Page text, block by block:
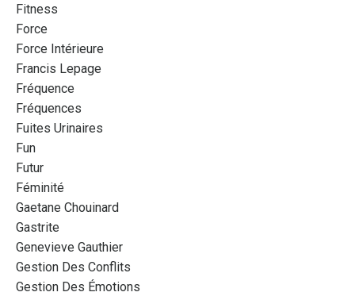
Fitness
Force
Force Intérieure
Francis Lepage
Fréquence
Fréquences
Fuites Urinaires
Fun
Futur
Féminité
Gaetane Chouinard
Gastrite
Genevieve Gauthier
Gestion Des Conflits
Gestion Des Émotions